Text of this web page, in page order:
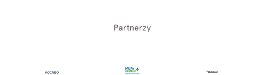
Partnerzy